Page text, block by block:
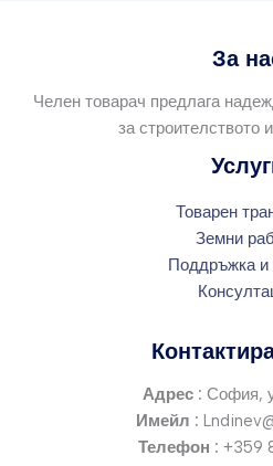
За
Челен товарач предлага
за строителството
Товарен
Земни
Поддръжка и
Адрес : София,
Имейл :
Телефон : +359